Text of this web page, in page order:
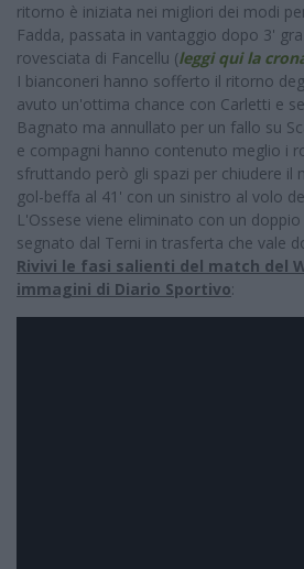
ritorno è iniziata nei migliori dei modi
Fadda, passata in vantaggio dopo 3'
rovesciata di Fancellu (leggi qui la
I bianconeri hanno sofferto il ritorno
avuto un'ottima chance con Carletti e
Bagnato ma annullato per un fallo su
e compagni hanno contenuto meglio i
sfruttando però gli spazi per chiudere il
gol-beffa al 41' con un sinistro al volo
L'Ossese viene eliminato con un
segnato dal Terni in trasferta che vale
Rivivi le fasi salienti del match del
immagini di Diario Sportivo: